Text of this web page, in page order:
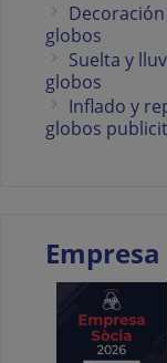
globos
Suelta y
globos
Inflado y
globos